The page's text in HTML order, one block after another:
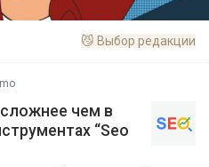
😼 Выбор редакции
чем в
“Seo